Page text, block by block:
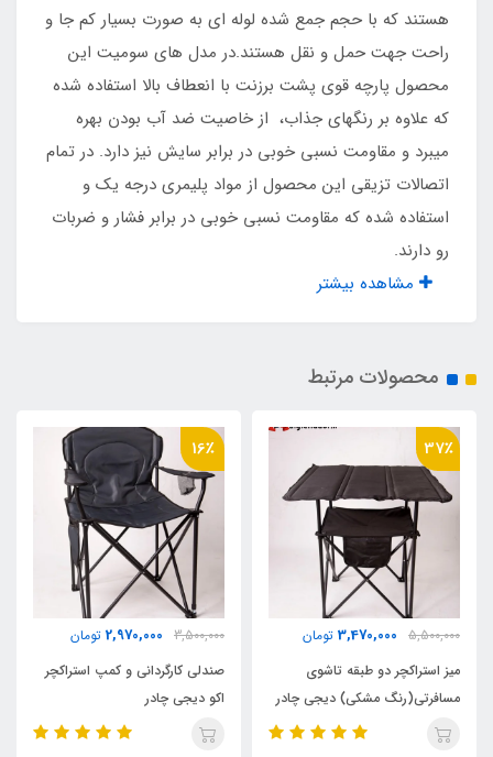
۱۳ سانت
۸۰ در ۵۵ سانت
جنس پارچه روی میز
سومیت پشت برزنت درجه یک
هستند که با حجم جمع شده لوله ای به صورت بسیار کم جا و
راحت جهت حمل و نقل هستند.در مدل های سومیت این
محصول پارچه قوی پشت برزنت با انعطاف بالا استفاده شده
که علاوه بر رنگهای جذاب، از خاصیت ضد آب بودن بهره
میبرد و مقاومت نسبی خوبی در برابر سایش نیز دارد. در تمام
اتصالات تزیقی این محصول از مواد پلیمری درجه یک و
استفاده شده که مقاومت نسبی خوبی در برابر فشار و ضربات
رو دارند.
مشاهده بیشتر
محصولات مرتبط
37٪
5,500,000
3,470,000 تومان
میز استراکچر دو طبقه تاشوی
مسافرتی(رنگ مشکی) دیجی چادر
16٪
3,500,000
2,970,000 تومان
صندلی کارگردانی و کمپ استراکچر
اکو دیجی چادر